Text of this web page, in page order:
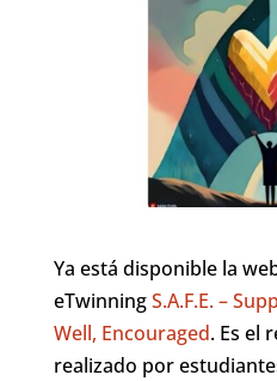
Ya está disponible la
eTwinningS.A.F.E. –
Well, Encouraged. Es el
realizado por